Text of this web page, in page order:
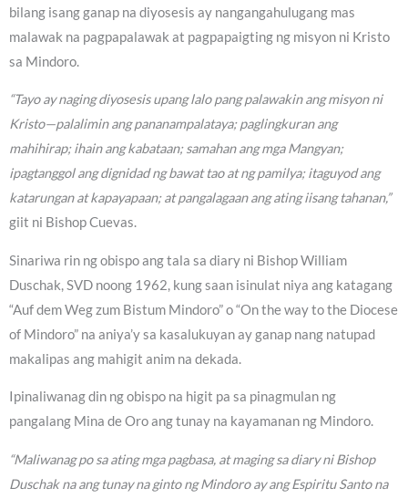
bilang isang ganap na diyosesis ay nangangahulugang mas
malawak na pagpapalawak at pagpapaigting ng misyon ni Kristo
sa Mindoro.
“Tayo ay naging diyosesis upang lalo pang palawakin ang misyon ni
Kristo—palalimin ang pananampalataya; paglingkuran ang
mahihirap; ihain ang kabataan; samahan ang mga Mangyan;
ipagtanggol ang dignidad ng bawat tao at ng pamilya; itaguyod ang
katarungan at kapayapaan; at pangalagaan ang ating iisang tahanan,”
giit ni Bishop Cuevas.
Sinariwa rin ng obispo ang tala sa diary ni Bishop William
Duschak, SVD noong 1962, kung saan isinulat niya ang katagang
“Auf dem Weg zum Bistum Mindoro” o “On the way to the Diocese
of Mindoro” na aniya’y sa kasalukuyan ay ganap nang natupad
makalipas ang mahigit anim na dekada.
Ipinaliwanag din ng obispo na higit pa sa pinagmulan ng
pangalang Mina de Oro ang tunay na kayamanan ng Mindoro.
“Maliwanag po sa ating mga pagbasa, at maging sa diary ni Bishop
Duschak na ang tunay na ginto ng Mindoro ay ang Espiritu Santo na